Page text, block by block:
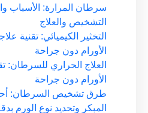
سرطان المرارة: الأسباب
التشخيص والعلاج
التخثير الكيميائي: تقنية
الأورام دون جراحة
العلاج الحراري للسرطان:
الأورام دون جراحة
طرق تشخيص السرطان:
المبكر وتحديد نوع الورم